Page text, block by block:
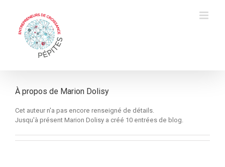
content
À propos de Marion Dolisy
Cet auteur n'a pas encore renseigné de détails.
Jusqu'à présent Marion Dolisy a créé 10 entrées de blog.